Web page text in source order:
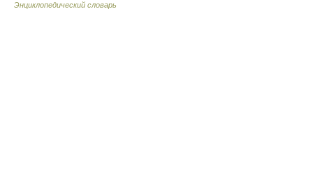
Энциклопедический словарь